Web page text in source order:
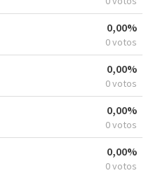
0,00%
0 votos
0,00%
0 votos
0,00%
0 votos
0,00%
0 votos